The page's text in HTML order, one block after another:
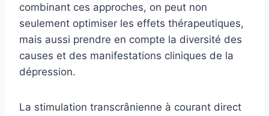
combinant ces approches, on peut non
seulement optimiser les effets thérapeutiques,
mais aussi prendre en compte la diversité des
causes et des manifestations cliniques de la
dépression.
La stimulation transcrânienne à courant direct